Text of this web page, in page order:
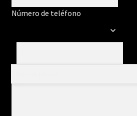
Número de teléfono